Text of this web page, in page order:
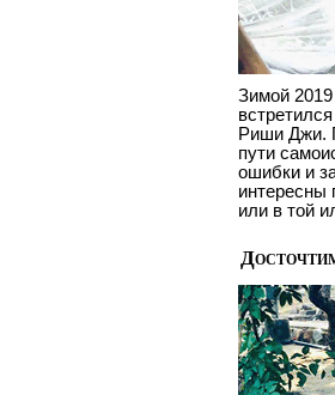
Зимой
Риши Джи.
пути
ошибки и
интересны
или в той